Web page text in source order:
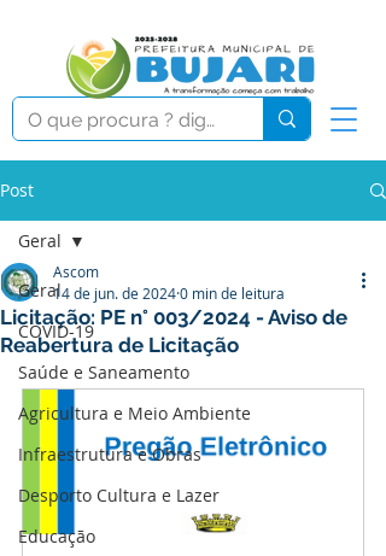
Post
Geral
COVID-19
Saúde e Saneamento
Agricultura e Meio Ambiente
Infraestrutura e Obras
Desporto Cultura e Lazer
Educação
Geral
Licitação: PE n° 003/2024 - Aviso de
Reabertura de Licitação
Ascom
14 de jun. de 20240 min de leitura